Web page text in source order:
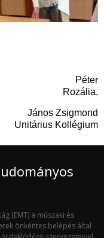
Péter
Rozália,
Unitárius Kollégium
(EMT) a műszaki és
önkéntes belépés által